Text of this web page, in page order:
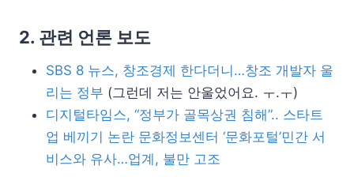
2. 관련 언론 보도
SBS 8 뉴스, 창조경제 한다더니…창조 개발자 울
리는 정부 (그런데 저는 안울었어요. ㅜ.ㅜ)
디지털타임스, “정부가 골목상권 침해”.. 스타트
업 베끼기 논란 문화정보센터 ‘문화포털’민간 서
비스와 유사…업계, 불만 고조